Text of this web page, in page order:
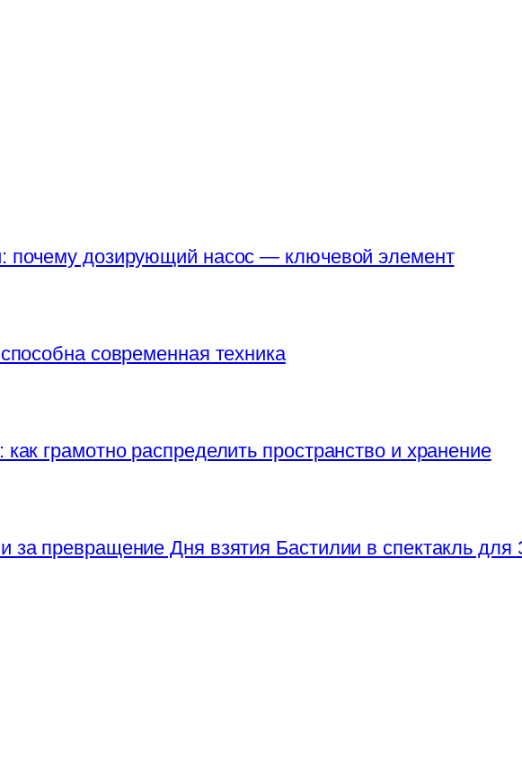
почему дозирующий насос — ключевой элемент
современная техника
грамотно распределить пространство и хранение
за превращение Дня взятия Бастилии в спектакль для